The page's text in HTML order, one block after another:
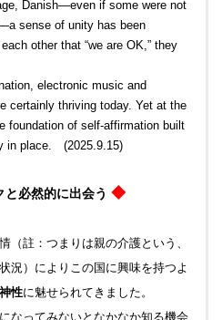
Danish—even if some were not
sense of unity has been
other that “we are OK,” they
electronic music and
certainly thriving today. Yet at the
foundation of self-affirmation built
in place. (2025.9.15)
必然的に出会う ◆
（註：つまりは親の介護という、
況）によりこの国に興味を持つよ
性に魅せられてきました。
なってみないとなかなか知る機会